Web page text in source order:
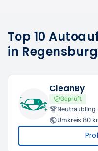
Top 10
in Regensburg
CleanBy
Geprüft
Neutraubling
Umkreis 80